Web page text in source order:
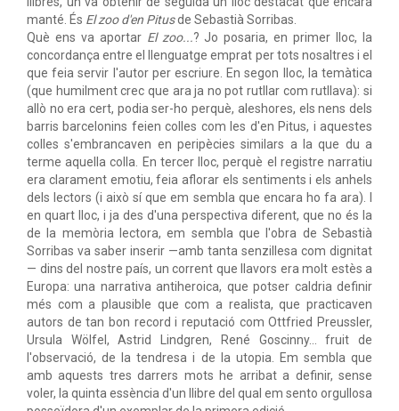
manté. És El zoo d'en Pitusde Sebastià Sorribas.
Què ens va aportar El zoo...? Jo posaria, en primer lloc, la
concordança entre el llenguatge emprat per tots nosaltres i el
que feia servir l'autor per escriure. En segon lloc, la temàtica
(que humilment crec que ara ja no pot rutllar com rutllava): si
allò no era cert, podia ser-ho perquè, aleshores, els nens dels
barris barcelonins feien colles com les d'en Pitus, i aquestes
colles s'embrancaven en peripècies similars a la que du a
terme aquella colla. En tercer lloc, perquè el registre narratiu
era clarament emotiu, feia aflorar els sentiments i els anhels
dels lectors (i això sí que em sembla que encara ho fa ara). I
en quart lloc, i ja des d'una perspectiva diferent, que no és la
de la memòria lectora, em sembla que l'obra de Sebastià
Sorribas va saber inserir —amb tanta senzillesa com dignitat
— dins del nostre país, un corrent que llavors era molt estès a
Europa: una narrativa antiheroica, que potser caldria definir
més com a plausible que com a realista, que practicaven
autors de tan bon record i reputació com Ottfried Preussler,
Ursula Wölfel, Astrid Lindgren, René Goscinny... fruit de
l'observació, de la tendresa i de la utopia. Em sembla que
amb aquests tres darrers mots he arribat a definir, sense
voler, la quinta essència d'un llibre del qual em sento orgullosa